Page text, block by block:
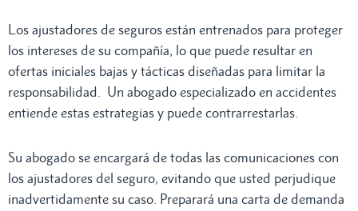
Los ajustadores de seguros están entrenados para proteger
los intereses de su compañía, lo que puede resultar en
ofertas iniciales bajas y tácticas diseñadas para limitar la
responsabilidad. Un abogado especializado en accidentes
entiende estas estrategias y puede contrarrestarlas.
Su abogado se encargará de todas las comunicaciones con
los ajustadores del seguro, evitando que usted perjudique
inadvertidamente su caso. Preparará una carta de demanda